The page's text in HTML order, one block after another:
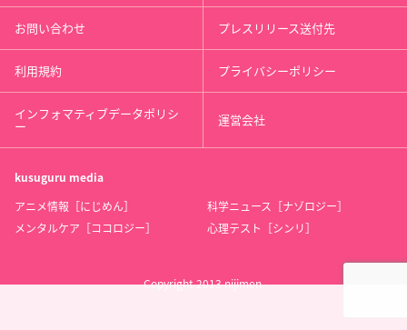
お問い合わせ プレスリリース送付先
利用規約 プライバシーポリシー
インフォマティブデータポリシ
ー 運営会社
kusuguru media
アニメ情報［にじめん］
科学ニュース［ナゾロジー］
メンタルケア［ココロジー］
心理テスト［シンリ］
Copyright 2013 nijimen.